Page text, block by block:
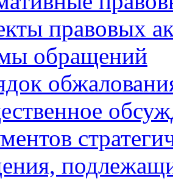
правовых
обращений